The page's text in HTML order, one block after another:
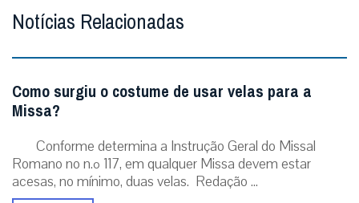
Notícias Relacionadas
Como surgiu o costume de usar velas para a
Missa?
Conforme determina a Instrução Geral do Missal
Romano no n.º 117, em qualquer Missa devem estar
acesas, no mínimo, duas velas. Redação ...